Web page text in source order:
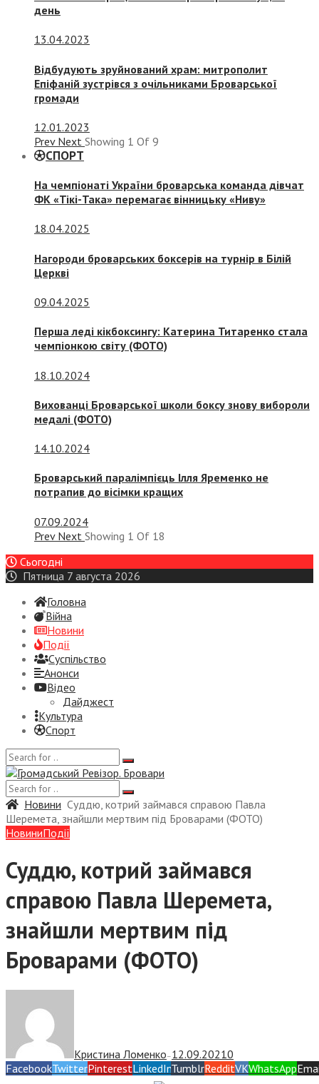
день
13.04.2023
Відбудують зруйнований храм: митрополит
Епіфаній зустрівся з очільниками Броварської
громади
12.01.2023
Prev Next Showing 1 Of 9
СПОРТ
На чемпіонаті України броварська команда дівчат
ФК «Тікі-Така» перемагає вінницьку «Ниву»
18.04.2025
Нагороди броварських боксерів на турнір в Білій
Церкві
09.04.2025
Перша леді кікбоксингу: Катерина Титаренко стала
чемпіонкою світу (ФОТО)
18.10.2024
Вихованці Броварської школи боксу знову вибороли
медалі (ФОТО)
14.10.2024
Броварський паралімпієць Ілля Яременко не
потрапив до вісімки кращих
07.09.2024
Prev Next Showing 1 Of 18
Сьогодні
Пятница 7 августа 2026
Головна
Війна
Новини
Події
Суспiльство
Анонси
Відео
Дайджест
Культура
Спорт
Новини Суддю, котрий займався справою Павла
Шеремета, знайшли мертвим під Броварами (ФОТО)
НовиниПодії
Суддю, котрий займався
справою Павла Шеремета,
знайшли мертвим під
Броварами (ФОТО)
Кристина Ломенко — 12.09.20210
FacebookTwitterPinterestLinkedInTumblrRedditVKWhatsApp